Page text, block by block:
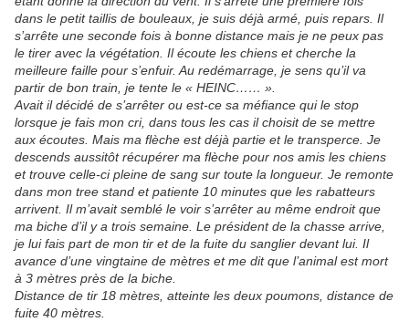
dans le petit taillis de bouleaux, je suis déjà armé, puis repars. Il
s’arrête une seconde fois à bonne distance mais je ne peux pas
le tirer avec la végétation. Il écoute les chiens et cherche la
meilleure faille pour s’enfuir. Au redémarrage, je sens qu’il va
partir de bon train, je tente le « HEINC…… ».
Avait il décidé de s’arrêter ou est-ce sa méfiance qui le stop
lorsque je fais mon cri, dans tous les cas il choisit de se mettre
aux écoutes. Mais ma flèche est déjà partie et le transperce. Je
descends aussitôt récupérer ma flèche pour nos amis les chiens
et trouve celle-ci pleine de sang sur toute la longueur. Je remonte
dans mon tree stand et patiente 10 minutes que les rabatteurs
arrivent. Il m’avait semblé le voir s’arrêter au même endroit que
ma biche d’il y a trois semaine. Le président de la chasse arrive,
je lui fais part de mon tir et de la fuite du sanglier devant lui. Il
avance d’une vingtaine de mètres et me dit que l’animal est mort
à 3 mètres près de la biche.
Distance de tir 18 mètres, atteinte les deux poumons, distance de
fuite 40 mètres.